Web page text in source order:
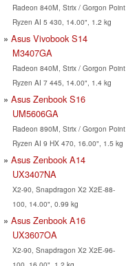
Radeon 840M, Strix / Gorgon Point
Ryzen AI 5 430, 14.00", 1.2 kg
Asus Vivobook S14
M3407GA
Radeon 840M, Strix / Gorgon Point
Ryzen AI 7 445, 14.00", 1.4 kg
Asus Zenbook S16
UM5606GA
Radeon 890M, Strix / Gorgon Point
Ryzen AI 9 HX 470, 16.00", 1.5 kg
Asus Zenbook A14
UX3407NA
X2-90, Snapdragon X2 X2E-88-
100, 14.00", 0.99 kg
Asus Zenbook A16
UX3607OA
X2-90, Snapdragon X2 X2E-96-